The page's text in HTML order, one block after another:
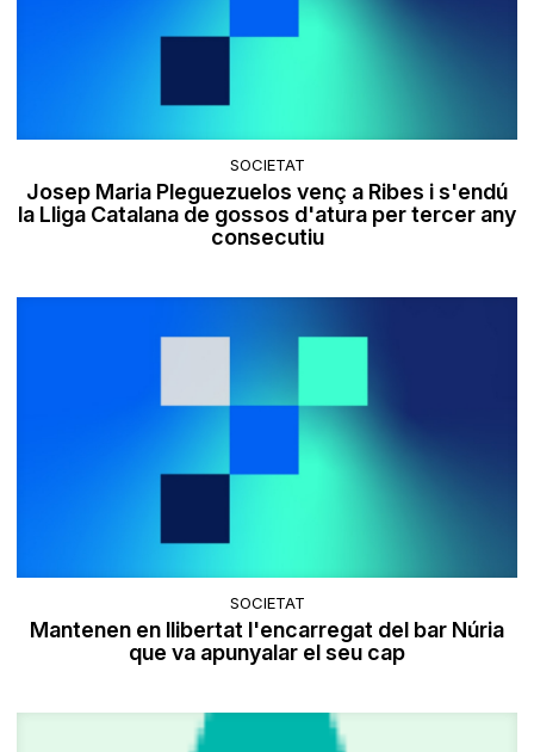
SOCIETAT
Josep Maria Pleguezuelos venç a Ribes i s'endú
la Lliga Catalana de gossos d'atura per tercer any
consecutiu
SOCIETAT
Mantenen en llibertat l'encarregat del bar Núria
que va apunyalar el seu cap